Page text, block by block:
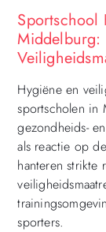
Sportschool
Middelburg:
Hygiëne en
sportscholen in
gezondheids-
als reactie op
hanteren strikte
sporters.